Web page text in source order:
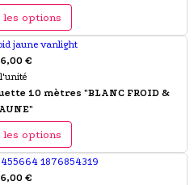
les options
€
l'unité
10 mètres "BLANC FROID &
les options
€